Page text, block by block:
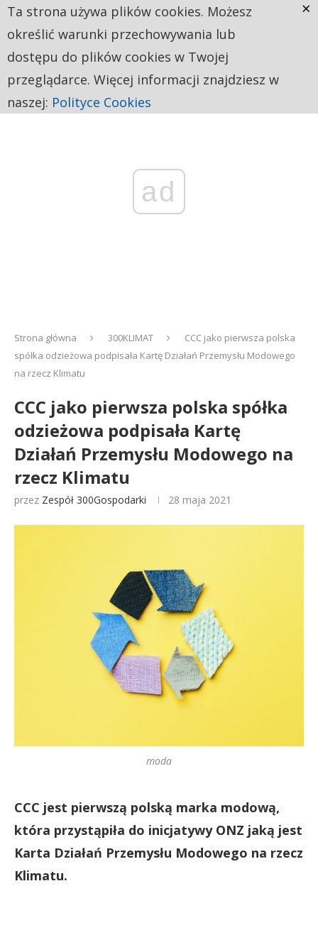
ad
Strona główna 300KLIMAT
CCC jako pierwsza polska
spółka odzieżowa podpisała Kartę Działań Przemysłu Modowego
na rzecz Klimatu
CCC jako pierwsza polska spółka
odzieżowa podpisała Kartę
Działań Przemysłu Modowego na
rzecz Klimatu
przez Zespół 300Gospodarki 28 maja 2021
moda
CCC jest pierwszą polską marka modową,
która przystąpiła do inicjatywy ONZ jaką jest
Karta Działań Przemysłu Modowego na rzecz
Klimatu.
Ta strona używa plików cookies. Możesz
określić warunki przechowywania lub
dostępu do plików cookies w Twojej
przeglądarce. Więcej informacji znajdziesz w
naszej: Polityce Cookies
×